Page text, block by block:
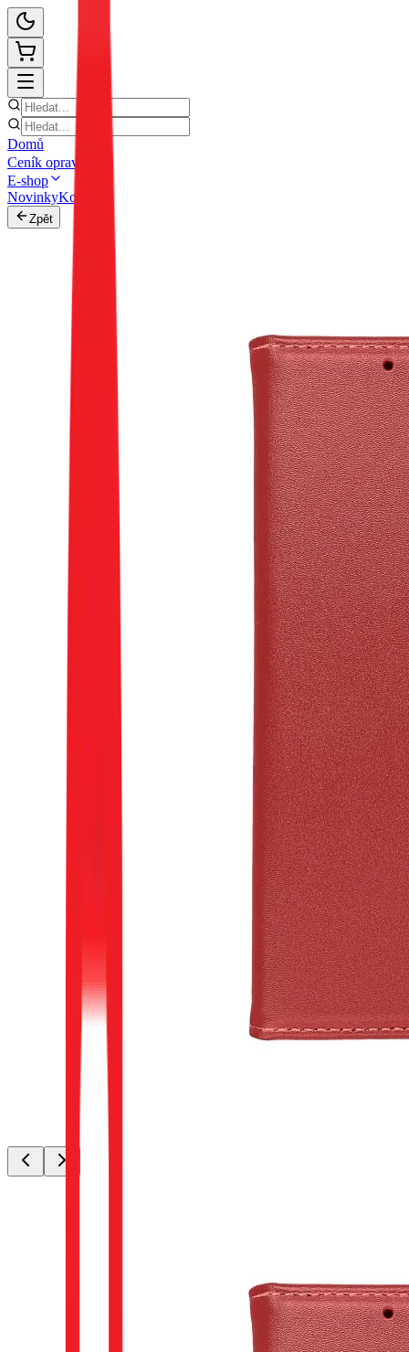
Domů
Ceník oprav
E-shop
NovinkyKontakt
Zpět